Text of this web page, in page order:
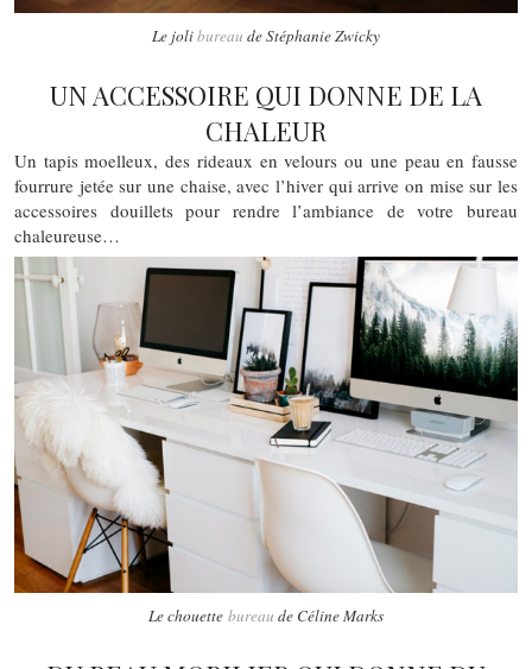
Le jolibureau de Stéphanie Zwicky
UN ACCESSOIRE QUI DONNE DE LA
CHALEUR
Un tapis moelleux, des rideaux en velours ou une peau en fausse
fourrure jetée sur une chaise, avec l’hiver qui arrive on mise sur les
accessoires douillets pour rendre l’ambiance de votre bureau
chaleureuse…
Le chouette bureau de Céline Marks